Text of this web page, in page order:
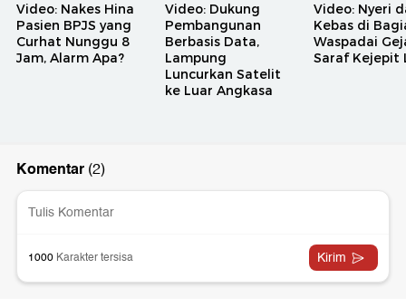
Video: Nakes Hina
Pasien BPJS yang
Curhat Nunggu 8
Jam, Alarm Apa?
Video: Dukung
Pembangunan
Berbasis Data,
Lampung
Luncurkan Satelit
ke Luar Angkasa
Video: Nyeri
Kebas di
Waspadai
Saraf Kejepit